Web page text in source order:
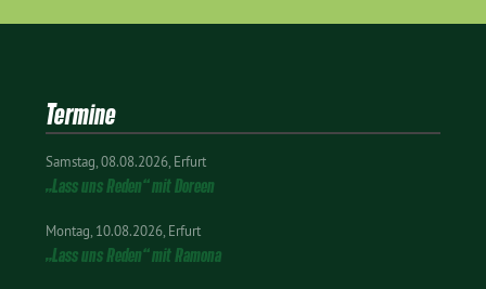
Termine
Samstag 08.08.2026 Erfurt
„Lass uns Reden“ mit Doreen
Montag 10.08.2026 Erfurt
„Lass uns Reden“ mit Ramona